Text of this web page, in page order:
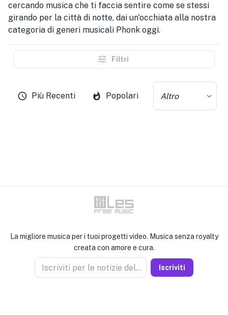
cercando musica che ti faccia sentire come se stessi
girando per la città di notte, dai un'occhiata alla nostra
categoria di generi musicali Phonk oggi.
Filtri
Più Recenti Popolari Altro
La migliore musica per i tuoi progetti video. Musica senza royalty
creata con amore e cura.
Iscriviti per le notizie del venditore Iscriviti